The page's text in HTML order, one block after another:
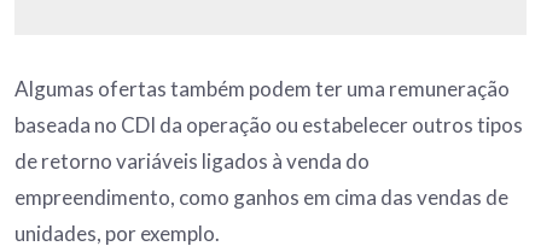
Algumas ofertas também podem ter uma remuneração
baseada no CDI da operação ou estabelecer outros tipos
de retorno variáveis ligados à venda do
empreendimento, como ganhos em cima das vendas de
unidades, por exemplo.